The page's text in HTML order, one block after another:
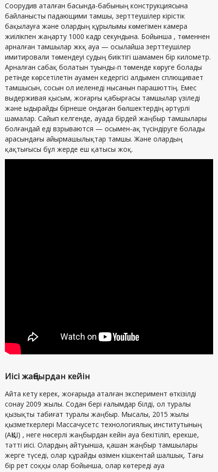
Соорудив аталған басында-бабының конструкциясына
байланысты падающими тамшы, зерттеушілер кірістік
бақылауға және олардың құрылымы көмегімен камера
жиілікпен жаңарту 1000 кадр секундына. Бойынша , төменнен
арналған тамшылар жкқ ауа — осылайша зерттеушілер
имитировали төмендеуі судың биіктігі шамамен бір километр.
Арналған сабақ болатын туынды-п төменде көруге болады
ретінде көрсетілетін ауамен кедергісі алдымен сплющивает
тамшысын, сосын ол иеленеді нысанын парашюттің. Емес
выдерживая қысым, жоғарғы қабырғасы тамшылар үзіледі
және ыдырайды бірнеше ондаған бөлшектердің әртүрлі
шамалар. Сайып келгенде, ауада бірдей жаңбыр тамшылары
болғандай еді взрываются — осымен-ақ түсіндіруге болады
арасындағы айырмашылықтар тамшы. Және олардың
қақтығысы бұл жерде еш қатысы жоқ.
Иісі жаңбырдан кейін
Айта кету керек, жоғарыда аталған эксперимент өткізілді
сонау 2009 жылы. Содан бері ғалымдар білді, ол туралы
қызықты табиғат туралы жаңбыр. Мысалы, 2015 жылы
қызметкерлері Массачусетс технологиялық институтының
(АҚШ) , неге нөсерлі жаңбырдан кейін ауа бекітіліп, ерекше,
тәтті иісі. Олардың айтуынша, қашан жаңбыр тамшылары
жерге түседі, олар құрайды өзімен кішкентай шалшық. Тағы
бір рет соққы олар бойынша, олар көтереді ауа